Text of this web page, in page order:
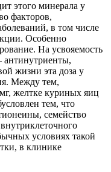
этого минерала у
факторов,
в том числе
Особенно
На усвояемость
антинутриенты,
жизни эта доза у
Между тем,
желтке куриных яиц
тем, что
семейство
условиях такой
в клинике